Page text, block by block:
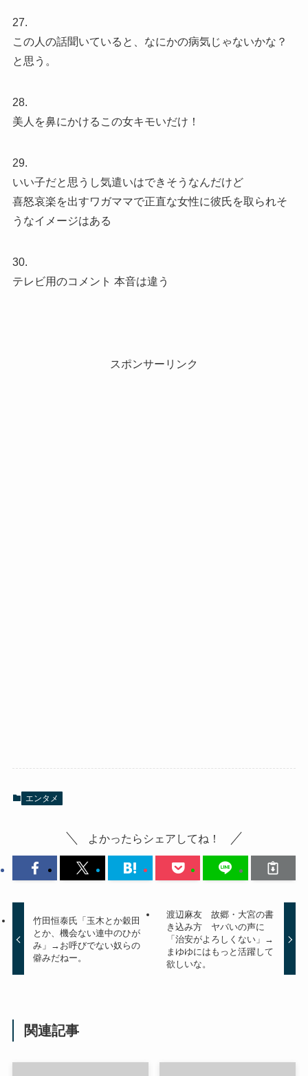
27.
この人の話聞いていると、なにかの病気じゃないかな？
と思う。
28.
美人を鼻にかけるこの女キモいだけ！
29.
いい子だと思うし気遣いはできそうなんだけど
喜怒哀楽を出すワガママで正直な女性に彼氏を取られそ
うなイメージはある
30.
テレビ用のコメント 本音は違う
スポンサーリンク
エンタメ
よかったらシェアしてね！
竹田恒泰氏「玉木とか穀田
とか、機会ない連中のひが
み」→お呼びでない奴らの
僻みだねー。
渡辺麻友 故郷・大宮の書
き込み方 ヤバいの声に
「治安がよろしくない」→
まゆゆにはもっと活躍して
欲しいな。
関連記事